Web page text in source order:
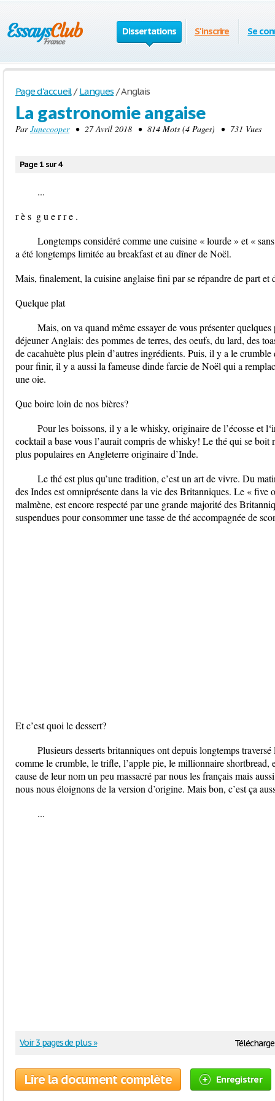
Dissertations S'inscrire Se
Page d'accueil / Langues /Anglais
La gastronomie angaise
ParJunecooper• 27 Avril 2018 • 814 Mots (4 Pages) • 731 Vues
Page 1 sur 4
...
r è s ­ g u e r r e .
Longtemps considéré comme une cuisine « lourde » et «
a été longtemps limitée au breakfast et au dîner de Noël.
Mais, finalement, la cuisine anglaise fini par se répandre de part et
Quelque plat
Mais, on va quand même essayer de vous présenter
déjeuner Anglais: des pommes de terres, des oeufs, du lard, des
de cacahuète plus plein d’autres ingrédients. Puis, il y a le
pour finir, il y a aussi la fameuse dinde farcie de Noël qui a
une oie.
Que boire loin de nos bières?
Pour les boissons, il y a le whisky, originaire de l’écosse et
cocktail a base vous l’aurait compris de whisky! Le thé qui se boit
plus populaires en Angleterre originaire d’Inde.
Le thé est plus qu’une tradition, c’est un art de vivre. Du
des Indes est omniprésente dans la vie des Britanniques. Le «
malmène, est encore respecté par une grande majorité des
suspendues pour consommer une tasse de thé accompagnée de
Et c’est quoi le dessert?
Plusieurs desserts britanniques ont depuis longtemps
comme le crumble, le trifle, l’apple pie, le millionnaire shortbread,
cause de leur nom un peu massacré par nous les français mais
nous nous éloignons de la version d’origine. Mais bon, c’est ça
...
Voir 3 pages de plus »
Lire la document complète Enregistrer